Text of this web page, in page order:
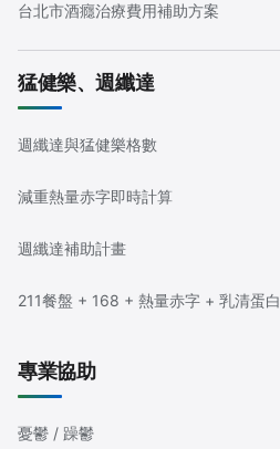
台北市酒癮治療費用補助方案
猛健樂、週纖達
週纖達與猛健樂格數
減重熱量赤字即時計算
週纖達補助計畫
211餐盤 + 168 + 熱量赤字 + 乳清蛋白
專業協助
憂鬱 / 躁鬱